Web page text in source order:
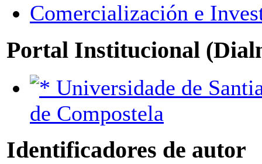
Comercialización e
Portal Institucional
de Compostela
Identificadores de autor